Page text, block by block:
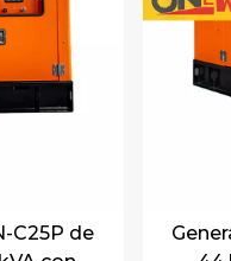
C25P de